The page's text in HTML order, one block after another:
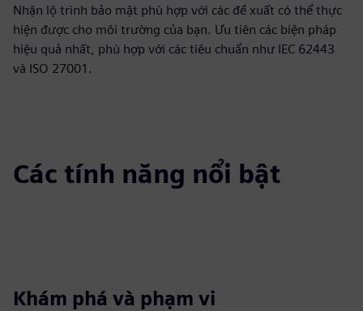
Nhận lộ trình bảo mật phù hợp với các đề xuất có thể thực
hiện được cho môi trường của bạn. Ưu tiên các biện pháp
hiệu quả nhất, phù hợp với các tiêu chuẩn như IEC 62443
và ISO 27001.
Các tính năng nổi bật
Khám phá và phạm vi